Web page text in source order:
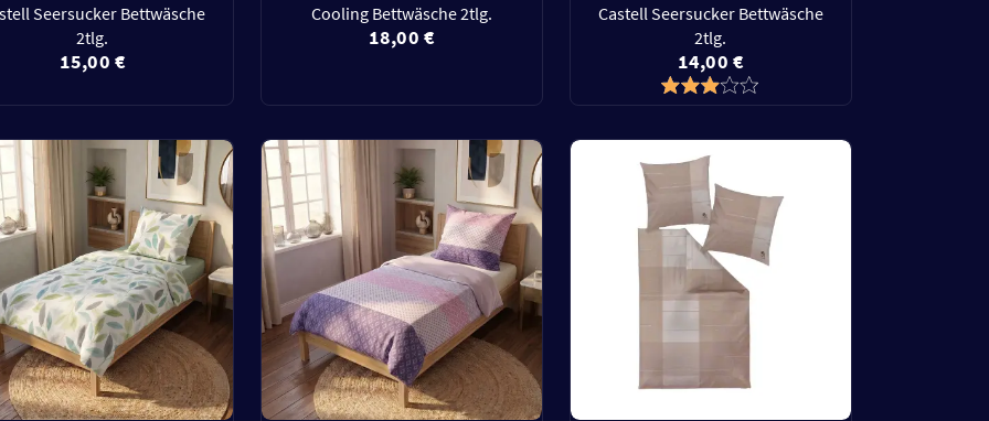
Seersucker Bettwäsche
2tlg.
15,00 €
Cooling Bettwäsche 2tlg.
18,00 €
Castell Seersucker Bettwäsche
2tlg.
14,00 €